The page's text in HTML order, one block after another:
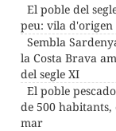
El poble del
peu: vila d'origen
Sembla
la Costa Brava
del segle XI
El poble
de 500 habitants,
mar